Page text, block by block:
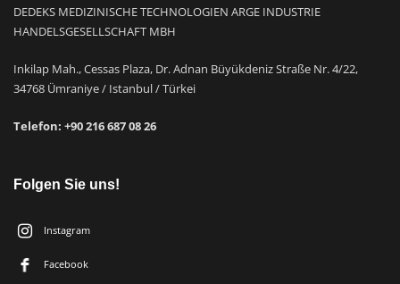
DEDEKS MEDIZINISCHE TECHNOLOGIEN ARGE INDUSTRIE
HANDELSGESELLSCHAFT MBH
Inkilap Mah., Cessas Plaza, Dr. Adnan Büyükdeniz Straße Nr. 4/22,
34768 Ümraniye / Istanbul / Türkei
Telefon: +90 216 687 08 26
Folgen Sie uns!
Instagram
Facebook